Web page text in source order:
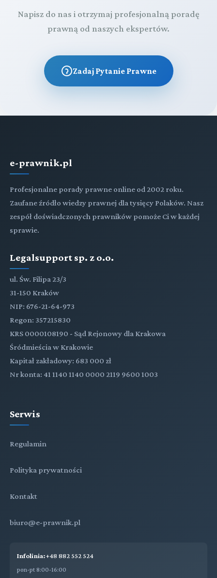
Napisz do nas i otrzymaj profesjonalną poradę
prawną od naszych ekspertów.
Zadaj Pytanie Prawne
e-prawnik.pl
Profesjonalne porady prawne online od 2002 roku.
Zaufane źródło wiedzy prawnej dla tysięcy Polaków. Nasz
zespół doświadczonych prawników pomoże Ci w każdej
sprawie.
Legalsupport sp. z o.o.
ul. Św. Filipa 23/3
31-150 Kraków
NIP: 676-21-64-973
Regon: 357215830
KRS 0000108190 - Sąd Rejonowy dla Krakowa
Śródmieścia w Krakowie
Kapitał zakładowy: 683 000 zł
Nr konta: 41 1140 1140 0000 2119 9600 1003
Serwis
Regulamin
Polityka prywatności
Kontakt
biuro@e-prawnik.pl
Infolinia:+48 882 552 524
pon-pt 8:00-16:00